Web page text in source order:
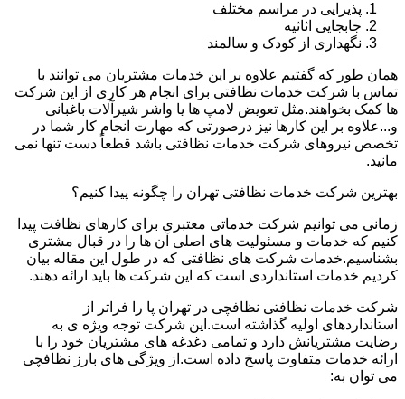
پذیرایی در مراسم مختلف
جابجایی اثاثیه
نگهداری از کودک و سالمند
همان طور که گفتیم علاوه بر این خدمات مشتریان می توانند با
تماس با شرکت خدمات نظافتی برای انجام هر کاری از این شرکت
ها کمک بخواهند.مثل تعویض لامپ ها یا واشر شیرآلات باغبانی
و...علاوه بر این کارها نیز درصورتی که مهارت انجام کار شما در
تخصص نیروهای شرکت خدمات نظافتی باشد قطعاً دست تنها نمی
مانید.
بهترین شرکت خدمات نظافتی تهران را چگونه پیدا کنیم؟
زمانی می توانیم شرکت خدماتی معتبری برای کارهای نظافت پیدا
کنیم که خدمات و مسئولیت های اصلی آن ها را در قبال مشتری
بشناسیم.خدمات شرکت های نظافتی که در طول این مقاله بیان
کردیم خدمات استانداردی است که این شرکت ها باید ارائه دهند.
شرکت خدمات نظافتی نظافچی در تهران پا را فراتر از
استانداردهای اولیه گذاشته است.این شرکت توجه ویژه ی به
رضایت مشتریانش دارد و تمامی دغدغه های مشتریان خود را با
ارائه خدمات متفاوت پاسخ داده است.از ویژگی های بارز نظافچی
می توان به: